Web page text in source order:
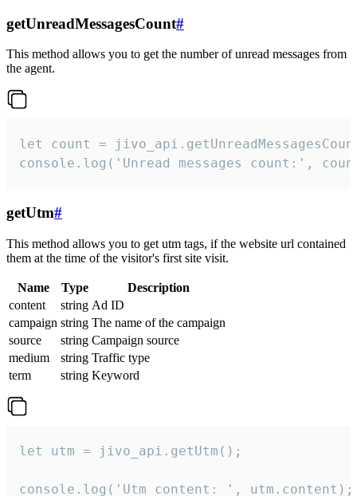
getUnreadMessagesCount#
This method allows you to get the number of unread messages from
the agent.
let count =
console.log('Unread messages count:',
getUtm#
This method allows you to get utm tags, if the website url contained
them at the time of the visitor's first site visit.
Name Type
Description
content
string Ad ID
campaign string The name of the campaign
source
string Campaign source
medium
string Traffic type
term
string Keyword
let utm = jivo_api.getUtm();
console.log('Utm content: ', utm.content);